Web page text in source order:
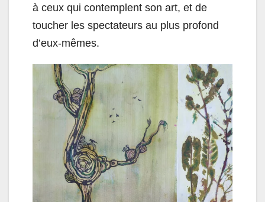
à ceux qui contemplent son art, et de
toucher les spectateurs au plus profond
d’eux-mêmes.